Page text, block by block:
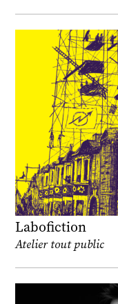
Labofiction
Atelier tout public